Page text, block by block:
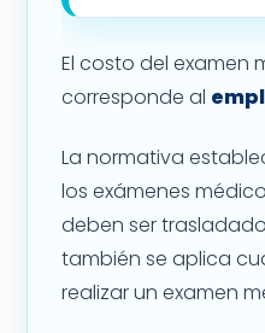
El costo del examen
corresponde al
La normativa
los exámenes
deben ser
también se aplica
realizar un examen